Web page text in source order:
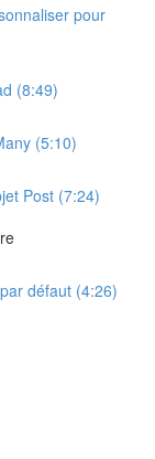
pour
(8:49)
(5:10)
Post (7:24)
défaut (4:26)